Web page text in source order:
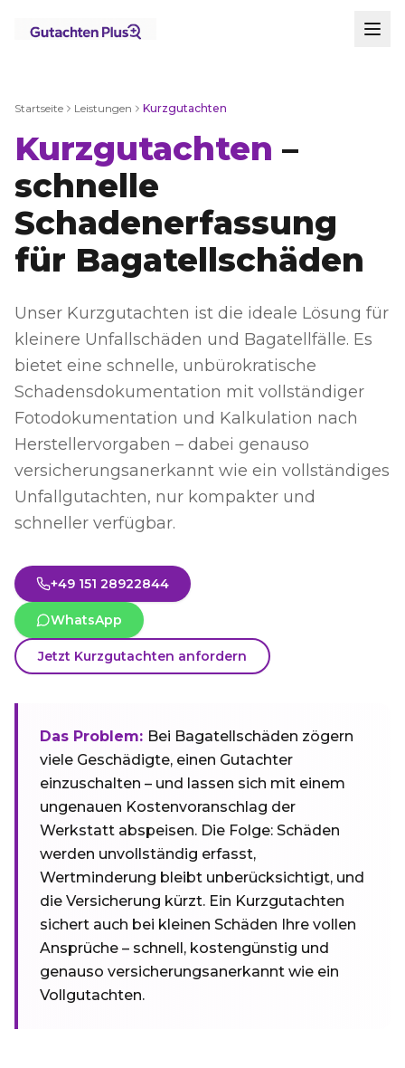
Startseite Leistungen Kurzgutachten
Kurzgutachten –
schnelle
Schadenerfassung
für Bagatellschäden
Unser Kurzgutachten ist die ideale Lösung für
kleinere Unfallschäden und Bagatellfälle. Es
bietet eine schnelle, unbürokratische
Schadensdokumentation mit vollständiger
Fotodokumentation und Kalkulation nach
Herstellervorgaben – dabei genauso
versicherungsanerkannt wie ein vollständiges
Unfallgutachten, nur kompakter und
schneller verfügbar.
+49 151 28922844
WhatsApp
Jetzt Kurzgutachten anfordern
Das Problem: Bei Bagatellschäden zögern
viele Geschädigte, einen Gutachter
einzuschalten – und lassen sich mit einem
ungenauen Kostenvoranschlag der
Werkstatt abspeisen. Die Folge: Schäden
werden unvollständig erfasst,
Wertminderung bleibt unberücksichtigt, und
die Versicherung kürzt. Ein Kurzgutachten
sichert auch bei kleinen Schäden Ihre vollen
Ansprüche – schnell, kostengünstig und
genauso versicherungsanerkannt wie ein
Vollgutachten.